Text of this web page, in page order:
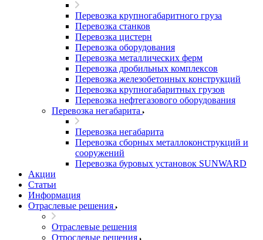
Перевозка крупногабаритного груза
Перевозка станков
Перевозка цистерн
Перевозка оборудования
Перевозка металлических ферм
Перевозка дробильных комплексов
Перевозка железобетонных конструкций
Перевозка крупногабаритных грузов
Перевозка нефтегазового оборудования
Перевозка негабарита
Перевозка негабарита
Перевозка сборных металлоконструкций и
сооружений
Перевозка буровых установок SUNWARD
Акции
Статьи
Информация
Отраслевые решения
Отраслевые решения
Отрослевые решения